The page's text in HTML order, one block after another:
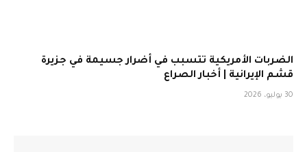
الضربات الأمريكية تتسبب في أضرار جسيمة في جزيرة
قشم الإيرانية | أخبار الصراع
30 يوليو، 2026